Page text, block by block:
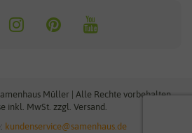
JUB Holland
Küpper
Müller | Alle Rechte vorbehalten.
inkl. MwSt. zzgl. Versand.
kundenservice@samenhaus.de